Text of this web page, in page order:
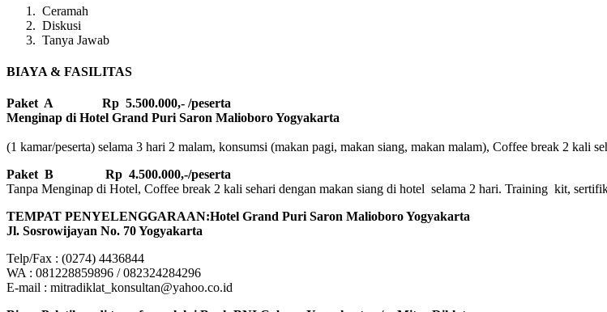
Ceramah
Diskusi
Tanya Jawab
BIAYA & FASILITAS
Paket A Rp 5.500.000,- /peserta
Menginap di Hotel Grand Puri Saron Malioboro Yogyakarta
(1 kamar/peserta) selama 3 hari 2 malam, konsumsi (makan pagi, makan siang, makan malam), Coffee break 2 kali
Paket B
Rp 4.500.000,-/peserta
Tanpa Menginap di Hotel, Coffee break 2 kali sehari dengan makan siang di hotel selama 2 hari. Training kit,
TEMPAT PENYELENGGARAAN:Hotel Grand Puri Saron Malioboro Yogyakarta
Jl. Sosrowijayan No. 70 Yogyakarta
Telp/Fax : (0274) 4436844
WA : 081228859896 / 082324284296
E-mail : mitradiklat_konsultan@yahoo.co.id